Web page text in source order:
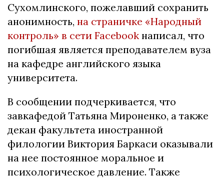
Сухомлинского, пожелавший сохранить
анонимность, на страничке «Народный
контроль» в сети Facebook написал, что
погибшая является преподавателем вуза
на кафедре английского языка
университета.
В сообщении подчеркивается, что
завкафедой Татьяна Мироненко, а также
декан факультета иностранной
филологии Виктория Баркаси оказывали
на нее постоянное моральное и
психологическое давление. Также